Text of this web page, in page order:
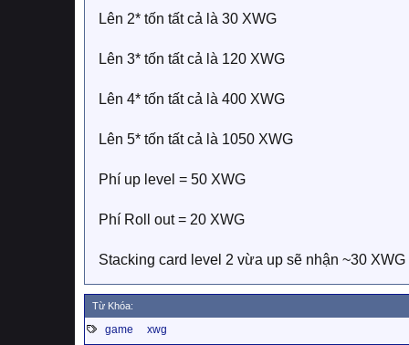
Lên 2* tốn tất cả là 30 XWG
Lên 3* tốn tất cả là 120 XWG
Lên 4* tốn tất cả là 400 XWG
Lên 5* tốn tất cả là 1050 XWG
Phí up level = 50 XWG
Phí Roll out = 20 XWG
Stacking card level 2 vừa up sẽ nhận ~30
Từ Khóa:
game xwg